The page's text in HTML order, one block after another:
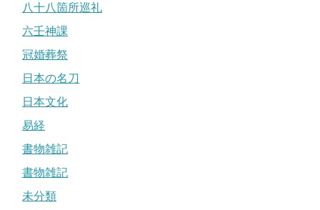
八十八箇所巡礼
六壬神課
冠婚葬祭
日本の名刀
日本文化
易経
書物雑記
書物雑記
未分類